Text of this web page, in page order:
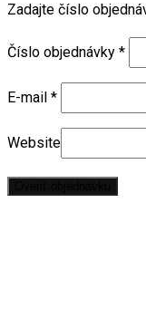
Zadajte číslo
Číslo objednávky *
E-mail *
Website